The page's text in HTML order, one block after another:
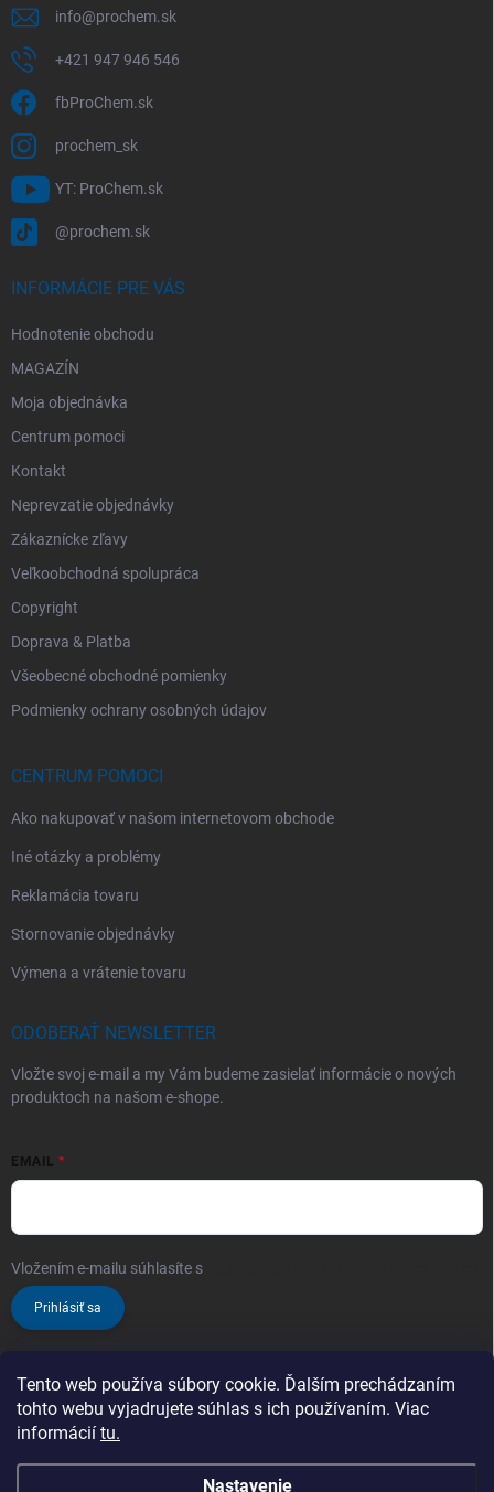
Tento web používa súbory cookie. Ďalším prechádzaním
tohto webu vyjadrujete súhlas s ich používaním. Viac
informácií tu.
Nastavenie
info@prochem.sk
+421 947 946 546
fbProChem.sk
prochem_sk
YT: ProChem.sk
@prochem.sk
INFORMÁCIE PRE VÁS
Hodnotenie obchodu
MAGAZÍN
Moja objednávka
Centrum pomoci
Kontakt
Neprevzatie objednávky
Zákaznícke zľavy
Veľkoobchodná spolupráca
Copyright
Doprava & Platba
Všeobecné obchodné pomienky
Podmienky ochrany osobných údajov
CENTRUM POMOCI
Ako nakupovať v našom internetovom obchode
Iné otázky a problémy
Reklamácia tovaru
Stornovanie objednávky
Výmena a vrátenie tovaru
ODOBERAŤ NEWSLETTER
Vložte svoj e-mail a my Vám budeme zasielať informácie o nových
produktoch na našom e-shope.
EMAIL
Vložením e-mailu súhlasíte s
Prihlásiť sa